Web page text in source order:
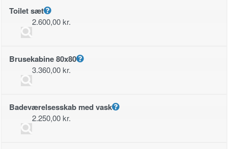
Toilet sæt
2.600,00kr.
Brusekabine 80x80
3.360,00kr.
Badeværelsesskab med vask
2.250,00kr.